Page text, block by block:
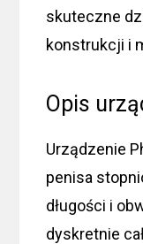
skuteczne
konstrukcji i
Opis
Urządzenie
penisa
długości i
dyskretnie